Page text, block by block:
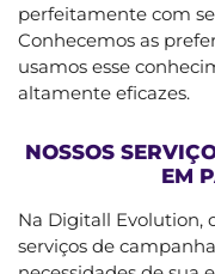
perfeitamente com
Conhecemos as
usamos esse
altamente eficazes.
NOSSOS
EM
Na Digitall Evolution,
serviços de